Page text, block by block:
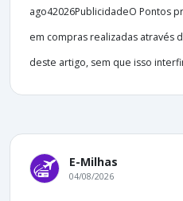
ago42026PublicidadeO Pontos
em compras realizadas através
deste artigo, sem que isso
E-Milhas
04/08/2026